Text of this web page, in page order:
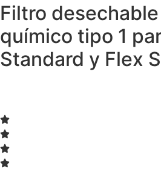
Filtro
químico tipo 1
Standard y Flex